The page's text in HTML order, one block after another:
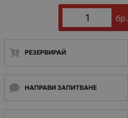
бр.
РЕЗЕРВИРАЙ
НАПРАВИ ЗАПИТВАНЕ